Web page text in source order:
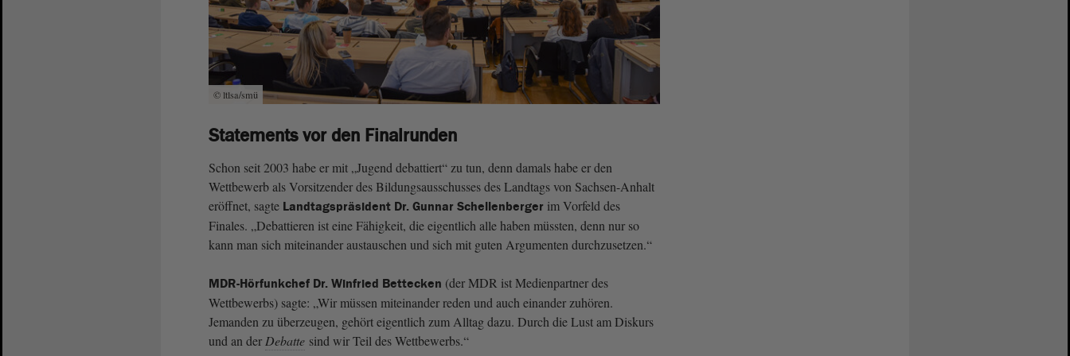
© ltlsa/smü
Statements vor den Finalrunden
Schon seit 2003 habe er mit „Jugend debattiert“ zu tun, denn damals habe er den
Wettbewerb als Vorsitzender des Bildungsausschusses des Landtags von Sachsen-Anhalt
eröffnet, sagte Landtagspräsident Dr. Gunnar Schellenberger im Vorfeld des
Finales. „Debattieren ist eine Fähigkeit, die eigentlich alle haben müssten, denn nur so
kann man sich miteinander austauschen und sich mit guten Argumenten durchzusetzen.“
MDR-Hörfunkchef Dr. Winfried Bettecken (der MDR ist Medienpartner des
Wettbewerbs) sagte: „Wir müssen miteinander reden und auch einander zuhören.
Jemanden zu überzeugen, gehört eigentlich zum Alltag dazu. Durch die Lust am Diskurs
und an der Debatte sind wir Teil des Wettbewerbs.“